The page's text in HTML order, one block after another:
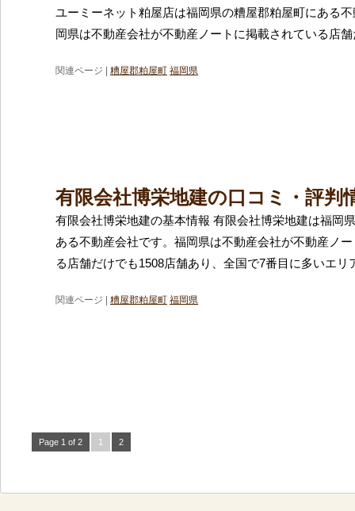
ユーミーネット粕屋店は福岡県の糟屋郡粕屋町にある
岡県は不動産会社が不動産ノートに掲載されている店
関連ページ | 糟屋郡粕屋町 福岡県
有限会社博栄地建の口コミ・評判
有限会社博栄地建の基本情報 有限会社博栄地建は福岡
ある不動産会社です。福岡県は不動産会社が不動産ノ
る店舗だけでも1508店舗あり、全国で7番目に多いエリ
関連ページ | 糟屋郡粕屋町 福岡県
Page 1 of 2 1 2